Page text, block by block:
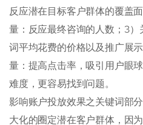
反应潜在目标客户群体的覆盖
量：反应最终咨询的人数；3
词平均花费的价格以及推广展
量：提高点击率，吸引用户眼
难度，更容易找到问题。
影响账户投放效果之关键词部
大化的圈定潜在客户群体，因